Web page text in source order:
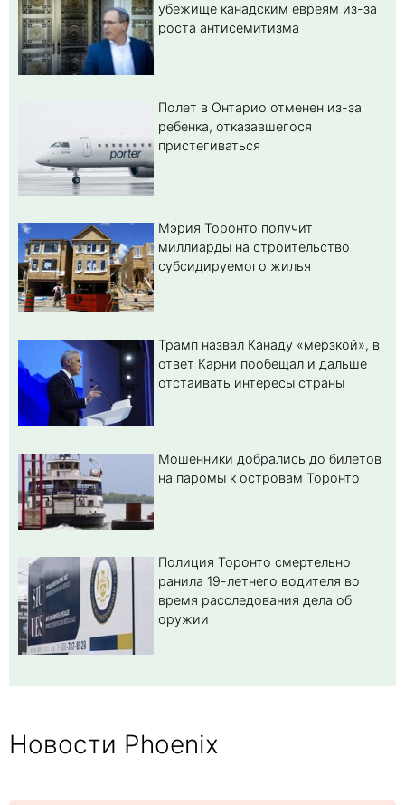
убежище канадским евреям из-за
роста антисемитизма
Полет в Онтарио отменен из-за
ребенка, отказавшегося
пристегиваться
Мэрия Торонто получит
миллиарды на строительство
субсидируемого жилья
Трамп назвал Канаду «мерзкой», в
ответ Карни пообещал и дальше
отстаивать интересы страны
Мошенники добрались до билетов
на паромы к островам Торонто
Полиция Торонто смертельно
ранила 19-летнего водителя во
время расследования дела об
оружии
Новости Phoenix